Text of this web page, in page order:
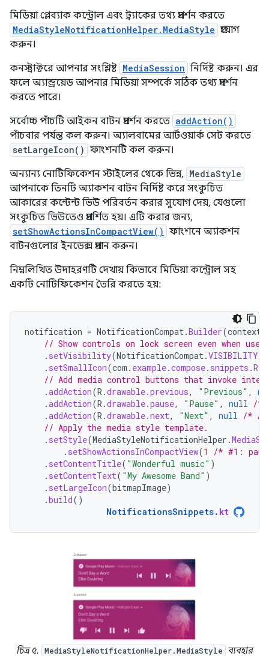
মিডিয়া প্লেব্যাক কন্ট্রোল এবং ট্র্যাকের তথ্য প্রদর্শন করতে
MediaStyleNotificationHelper.MediaStyle প্রয়োগ
করুন।
কনস্ট্রাক্টরে আপনার সংশ্লিষ্ট MediaSession নির্দিষ্ট করুন। এর
ফলে অ্যান্ড্রয়েড আপনার মিডিয়া সম্পর্কে সঠিক তথ্য প্রদর্শন
করতে পারে।
সর্বোচ্চ পাঁচটি আইকন বাটন প্রদর্শন করতে addAction()
পাঁচবার পর্যন্ত কল করুন। অ্যালবামের আর্টওয়ার্ক সেট করতে
setLargeIcon() ফাংশনটি কল করুন।
অন্যান্য নোটিফিকেশন স্টাইলের থেকে ভিন্ন, MediaStyle
আপনাকে তিনটি অ্যাকশন বাটন নির্দিষ্ট করে সংকুচিত
আকারের কন্টেন্ট ভিউ পরিবর্তন করার সুযোগ দেয়, যেগুলো
সংকুচিত ভিউতেও প্রদর্শিত হয়। এটি করার জন্য,
setShowActionsInCompactView() ফাংশনে অ্যাকশন
বাটনগুলোর ইনডেক্স প্রদান করুন।
নিম্নলিখিত উদাহরণটি দেখায় কিভাবে মিডিয়া কন্ট্রোল সহ
একটি নোটিফিকেশন তৈরি করতে হয়:
notification = NotificationCompat.Builder(context
// Show controls on lock screen even when
. setVisibility(NotificationCompat.
. setSmallIcon(com . example.compose. snippets .R
// Add media control buttons that invoke
.addAction(R .drawable.previous, "Previous" ,
.addAction(R .drawable.pause, "Pause" , null /*
.addAction(R .drawable.next, "Next" , null /*
// Apply the media style template.
. setStyle(MediaStyleNotificationHelper .
. setShowActionsInCompactView(1
/* #1:
. setContentTitle( "Wonderful music" )
. setContentText( "My Awesome Band" )
. setLargeIcon(bitmapImage)
.build()
NotificationsSnippets. kt
চিত্র ৫. MediaStyleNotificationHelper.MediaStyle
ব্যবহার